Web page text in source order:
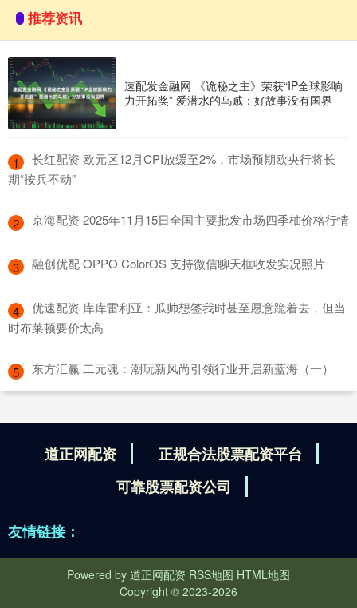
推荐资讯
速配发金融网 《诡秘之主》荣获“IP全球影响
力开拓奖” 爱潜水的乌贼：好故事没有国界
1
​长红配资 欧元区12月CPI放缓至2%，市场预期欧央行将长
期“按兵不动”
2 ​京海配资 2025年11月15日全国主要批发市场四季柚价格行情
3 ​融创优配 OPPO ColorOS 支持微信聊天框收发实况照片
4
​优速配资 库库雷利亚：瓜帅想签我时甚至愿意跪着去，但当
时布莱顿要价太高
5 ​东方汇赢 二元魂：潮玩新风尚引领行业开启新蓝海（一）
道正网配资
正规合法股票配资平台
可靠股票配资公司
友情链接：
Powered by 道正网配资 RSS地图 HTML地图
Copyright © 2023-2026